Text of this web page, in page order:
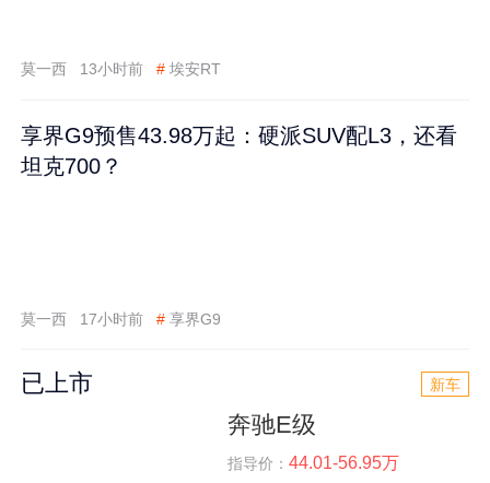
莫一西 13小时前 # 埃安RT
享界G9预售43.98万起：硬派SUV配L3，还看
坦克700？
莫一西 17小时前 # 享界G9
已上市 新车
奔驰E级
指导价： 44.01-56.95万